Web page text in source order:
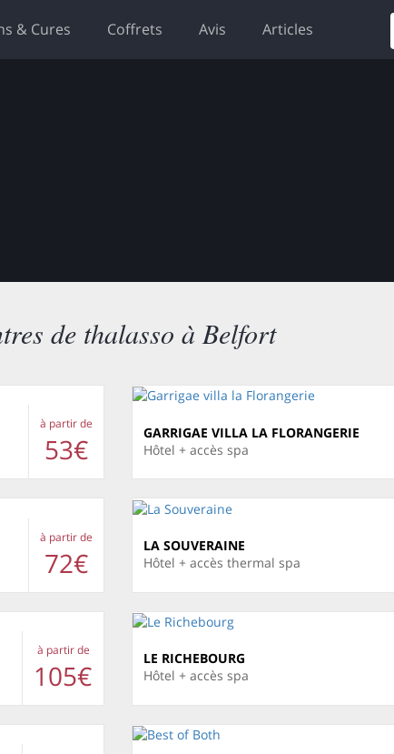
& Cures Coffrets Avis Articles
de thalasso à Belfort
à partir de
53€
GARRIGAE VILLA LA FLORANGERIE
Hôtel + accès spa
à partir de
72€
LA SOUVERAINE
Hôtel + accès thermal spa
à partir de
105€
LE RICHEBOURG
Hôtel + accès spa